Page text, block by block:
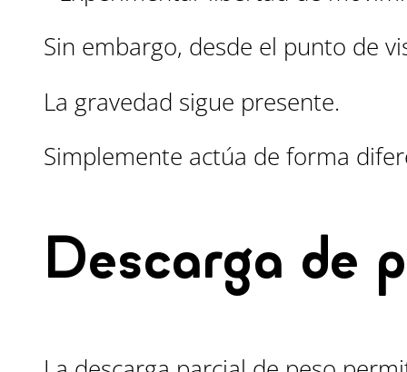
Sin embargo, desde el punto de
La gravedad sigue presente.
Simplemente actúa de forma
Descarga de